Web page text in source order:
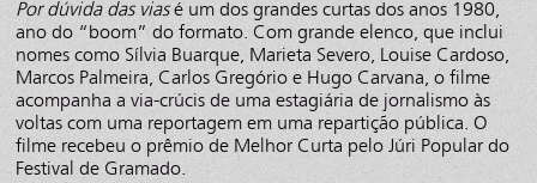
Por dúvida das viasé um dos grandes curtas dos anos 1980,
ano do “boom” do formato. Com grande elenco, que inclui
nomes como Sílvia Buarque, Marieta Severo, Louise Cardoso,
Marcos Palmeira, Carlos Gregório e Hugo Carvana, o filme
acompanha a via-crúcis de uma estagiária de jornalismo às
voltas com uma reportagem em uma repartição pública. O
filme recebeu o prêmio de Melhor Curta pelo Júri Popular do
Festival de Gramado.